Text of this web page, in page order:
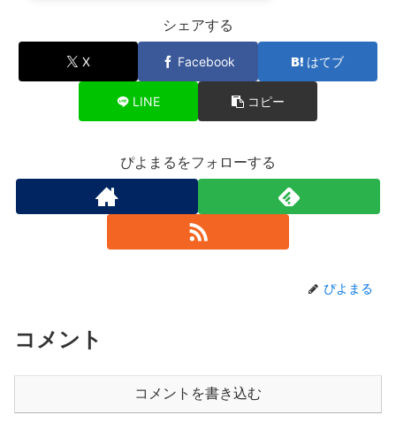
シェアする
X Facebook はてブ
LINE コピー
ぴよまるをフォローする
ぴよまる
コメント
コメントを書き込む